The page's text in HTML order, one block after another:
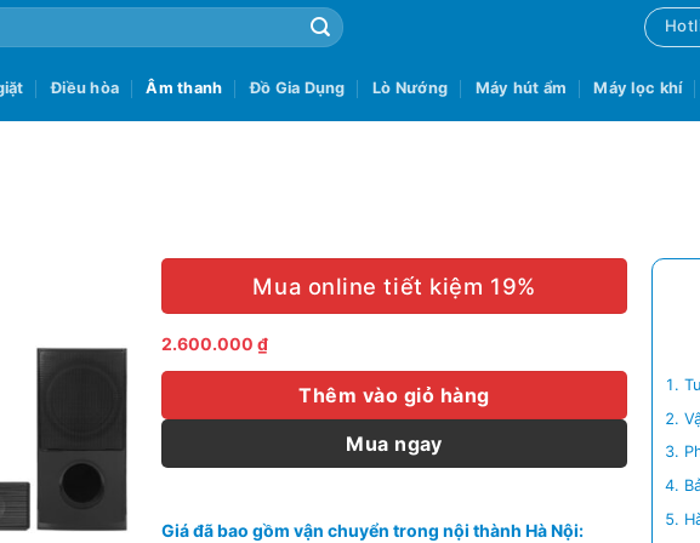
Điều hòa Âm thanh Đồ Gia Dụng Lò Nướng Máy hút ẩm Máy lọc khí
Mua online tiết kiệm 19%
2.600.000 ₫
Thêm vào giỏ hàng
Mua ngay
Giá đã bao gồm vận chuyển trong nội thành Hà Nội: